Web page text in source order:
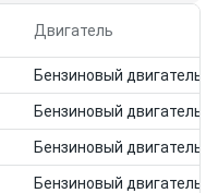
Двигатель
Бензиновый двигатель
Бензиновый двигатель
Бензиновый двигатель
Бензиновый двигатель